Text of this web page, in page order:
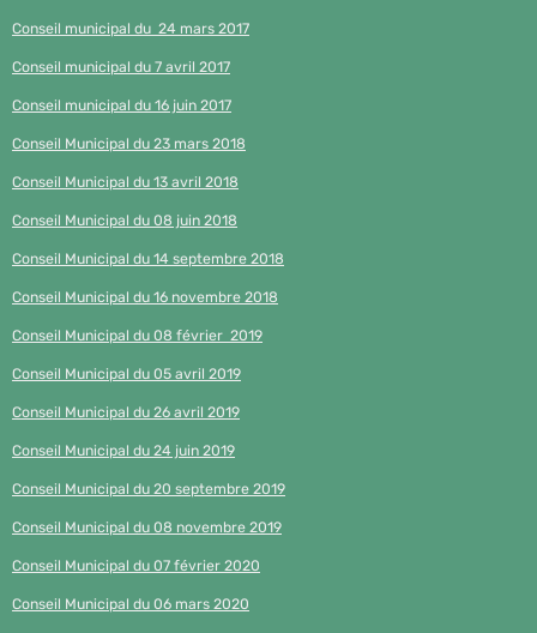
Conseil municipal du 24 mars 2017
Conseil municipal du 7 avril 2017
Conseil municipal du 16 juin 2017
Conseil Municipal du 23 mars 2018
Conseil Municipal du 13 avril 2018
Conseil Municipal du 08 juin 2018
Conseil Municipal du 14 septembre 2018
Conseil Municipal du 16 novembre 2018
Conseil Municipal du 08 février 2019
Conseil Municipal du 05 avril 2019
Conseil Municipal du 26 avril 2019
Conseil Municipal du 24 juin 2019
Conseil Municipal du 20 septembre 2019
Conseil Municipal du 08 novembre 2019
Conseil Municipal du 07 février 2020
Conseil Municipal du 06 mars 2020